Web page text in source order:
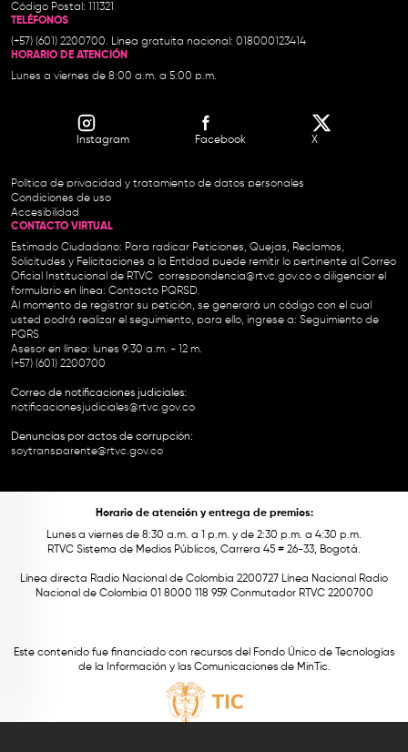
Código Postal: 111321
TELÉFONOS
(+57) (601) 2200700. Línea gratuita nacional: 018000123414
HORARIO DE ATENCIÓN
Lunes a viernes de 8:00 a.m. a 5:00 p.m.
Instagram Facebook X
Política de privacidad y tratamiento de datos personales
Condiciones de uso
Accesibilidad
CONTACTO VIRTUAL
Estimado Ciudadano: Para radicar Peticiones, Quejas, Reclamos,
Solicitudes y Felicitaciones a la Entidad puede remitir lo pertinente al Correo
Oficial Institucional de RTVC correspondencia@rtvc.gov.co o diligenciar el
formulario en línea: Contacto PQRSD.
Al momento de registrar su petición, se generará un código con el cual
usted podrá realizar el seguimiento, para ello, ingrese a: Seguimiento de
PQRS
Asesor en línea: lunes 9:30 a.m. - 12 m.
(+57) (601) 2200700
Correo de notificaciones judiciales:
notificacionesjudiciales@rtvc.gov.co
Denuncias por actos de corrupción:
soytransparente@rtvc.gov.co
Horario de atención y entrega de premios:
Lunes a viernes de 8:30 a.m. a 1 p.m. y de 2:30 p.m. a 4:30 p.m.
RTVC Sistema de Medios Públicos, Carrera 45 # 26-33, Bogotá.
Línea directa Radio Nacional de Colombia 2200727 Línea Nacional Radio
Nacional de Colombia 01 8000 118 959. Conmutador RTVC 2200700
Este contenido fue financiado con recursos del Fondo Único de Tecnologías
de la Información y las Comunicaciones de MinTic.